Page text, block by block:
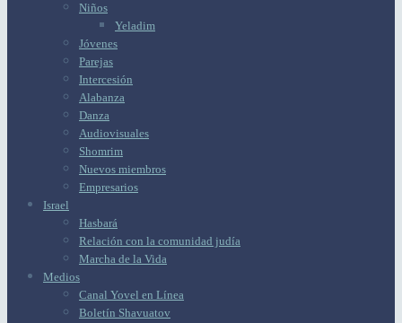
Niños
Yeladim
Jóvenes
Parejas
Intercesión
Alabanza
Danza
Audiovisuales
Shomrim
Nuevos miembros
Empresarios
Israel
Hasbará
Relación con la comunidad judía
Marcha de la Vida
Medios
Canal Yovel en Línea
Boletín Shavuatov